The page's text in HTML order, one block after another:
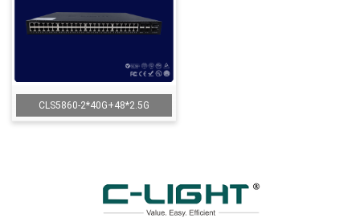
CLS5860-2*40G+48*2.5G